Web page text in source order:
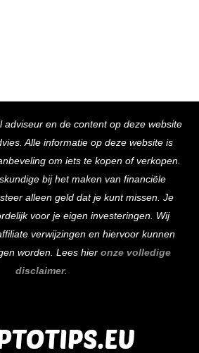
To
Top
adviseur en de content op deze website
Alle informatie op deze website is
om iets te kopen of verkopen.
bij het maken van financiële
alleen geld dat je kunt missen. Je
voor je eigen investeringen. Wij
verwijzingen en hiervoor kunnen
worden. Lees hier onze volledige
disclaimer.